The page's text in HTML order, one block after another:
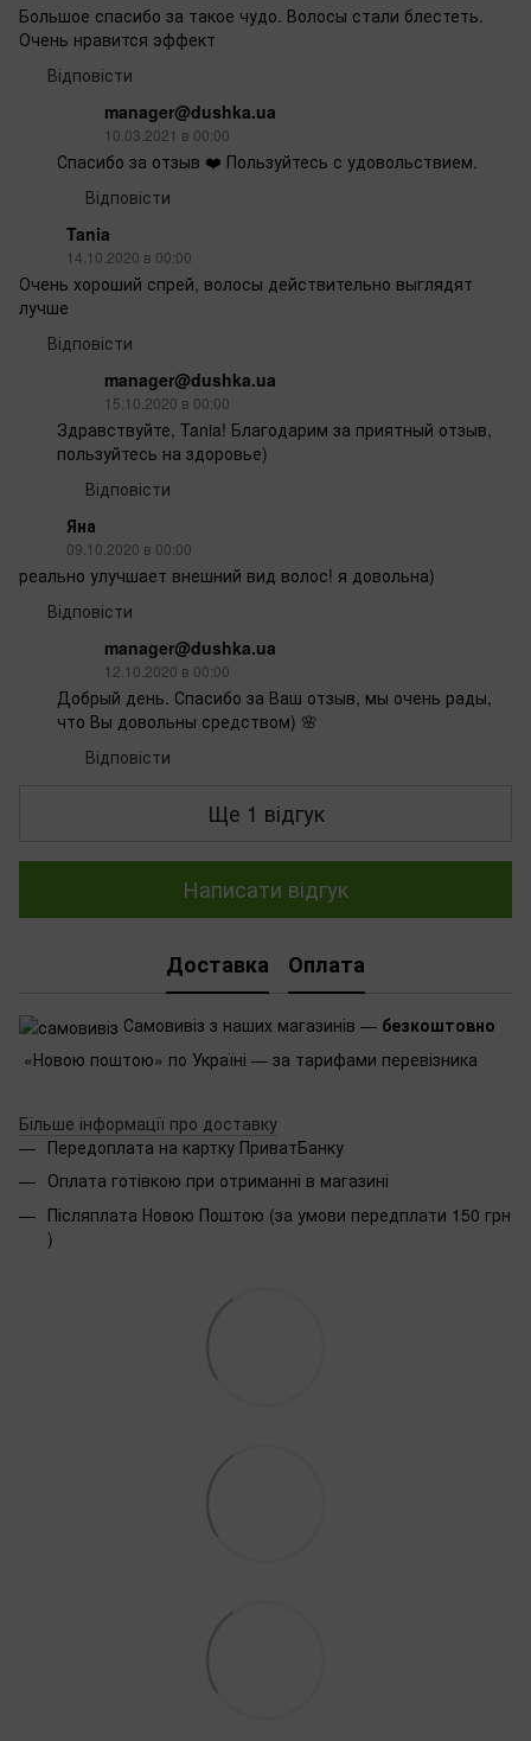
Большое спасибо за такое чудо. Волосы стали блестеть.
Очень нравится эффект
Відповісти
manager@dushka.ua
10.03.2021 в 00:00
Спасибо за отзыв ❤️ Пользуйтесь с удовольствием.
Відповісти
Tania
14.10.2020 в 00:00
Очень хороший спрей, волосы действительно выглядят
лучше
Відповісти
manager@dushka.ua
15.10.2020 в 00:00
Здравствуйте, Tania! Благодарим за приятный отзыв,
пользуйтесь на здоровье)
Відповісти
Яна
09.10.2020 в 00:00
реально улучшает внешний вид волос! я довольна)
Відповісти
manager@dushka.ua
12.10.2020 в 00:00
Добрый день. Спасибо за Ваш отзыв, мы очень рады,
что Вы довольны средством) 🌸
Відповісти
Ще 1 відгук
Написати відгук
Доставка Оплата
Самовивіз з наших магазинів — безкоштовно
«Новою поштою» по Україні — за тарифами перевізника
Більше інформації про доставку
Передоплата на картку ПриватБанку
Оплата готівкою при отриманні в магазині
Післяплата Новою Поштою (за умови передплати 150 грн
)